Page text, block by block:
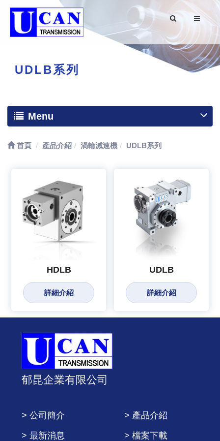
UDLB系列
Menu
首頁 產品介紹 渦輪減速機 UDLB系列
HDLB
詳細介紹
UDLB
詳細介紹
郁昆企業有限公司
> 公司簡介 > 產品介紹
> 最新消息 > 檔案下載